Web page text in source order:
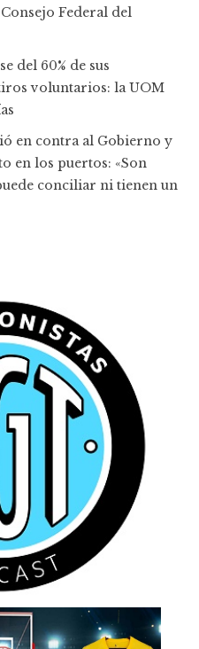
Federal del
del 60% de sus
voluntarios: la UOM
en contra al Gobierno y
en los puertos: «Son
conciliar ni tienen un